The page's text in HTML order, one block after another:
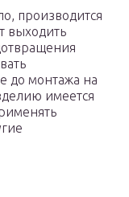
производится
выходить
до монтажа на
имеется